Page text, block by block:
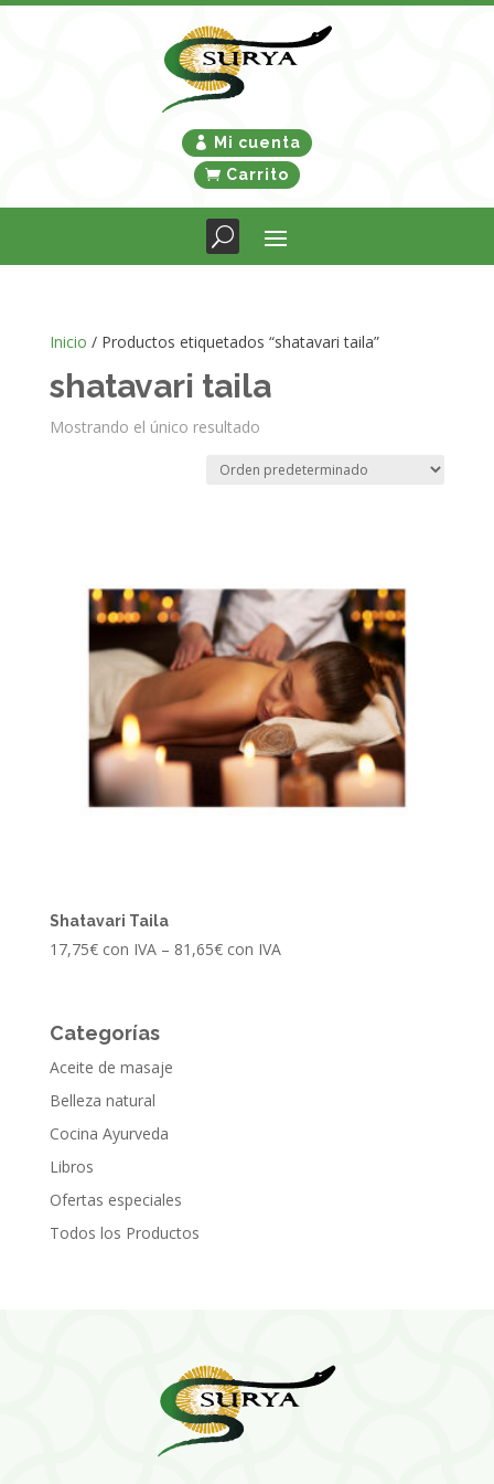
Mi cuenta
Carrito
Inicio / Productos etiquetados “shatavari taila”
shatavari taila
Mostrando el único resultado
Shatavari Taila
17,75€ con IVA– 81,65€ con IVA
Categorías
Aceite de masaje
Belleza natural
Cocina Ayurveda
Libros
Ofertas especiales
Todos los Productos